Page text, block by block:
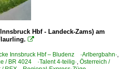
Hbf - Landeck-Zams) am

Innsbruck Hbf – Bludenz ·Arlbergbahn·
/ BR 4024 ·Talent 4-teilig· Österreich /